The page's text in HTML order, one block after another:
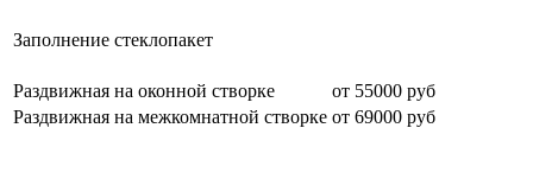
Заполнение стеклопакет
Раздвижная на оконной створке
от 55000 руб
Раздвижная на межкомнатной створке от 69000 руб